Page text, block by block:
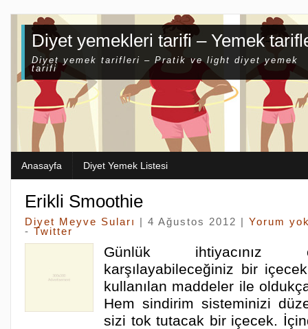
Diyet yemekleri tarifi – Yemek
Diyet yemek tarifleri – Pratik ve light diyet yemek
tarifi
Anasayfa Diyet Yemek Listesi
Erikli Smoothie
Diyet Meyve Suları | 4 Ağustos 2012 | Yorum
- Twitter
Günlük ihtiyacınız
karşılayabileceğiniz bir
kullanılan maddeler ile
Hem sindirim sisteminizi
sizi tok tutacak bir içecek.